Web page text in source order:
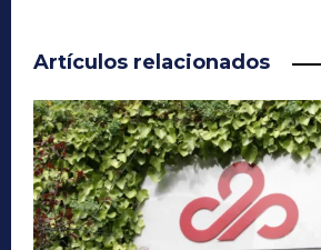
Artículos relacionados